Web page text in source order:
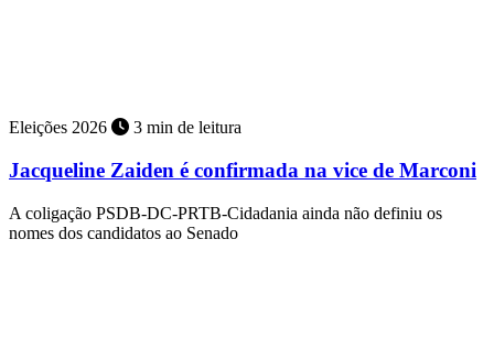
Eleições 2026 3 min de leitura
Jacqueline Zaiden é confirmada na vice de Marconi
A coligação PSDB-DC-PRTB-Cidadania ainda não definiu os
nomes dos candidatos ao Senado